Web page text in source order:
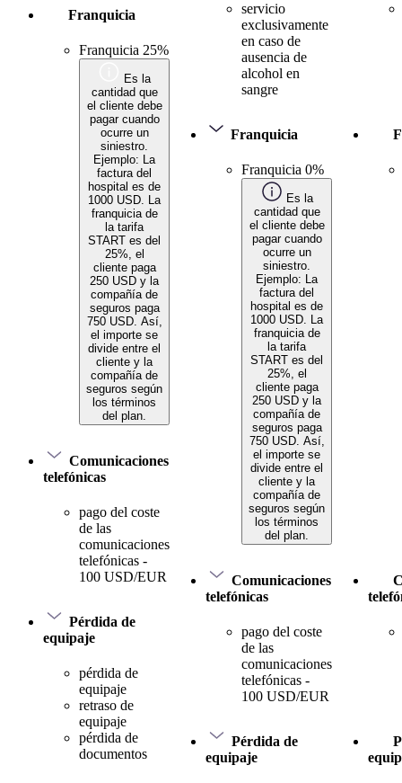
Franquicia
Franquicia 25%
Es la
cantidad que
el cliente debe
pagar cuando
ocurre un
siniestro.
Ejemplo: La
factura del
hospital es de
1000 USD. La
franquicia de
la tarifa
START es del
25%, el
cliente paga
250 USD y la
compañía de
seguros paga
750 USD. Así,
el importe se
divide entre el
cliente y la
compañía de
seguros según
los términos
del plan.
Comunicaciones
telefónicas
pago del coste
de las
comunicaciones
telefónicas -
100 USD/EUR
Pérdida de
equipaje
pérdida de
equipaje
retraso de
equipaje
pérdida de
documentos
servicio
exclusivamente
en caso de
ausencia de
alcohol en
sangre
Franquicia
Franquicia 0%
Es la
cantidad que
el cliente debe
pagar cuando
ocurre un
siniestro.
Ejemplo: La
factura del
hospital es de
1000 USD. La
franquicia de
la tarifa
START es del
25%, el
cliente paga
250 USD y la
compañía de
seguros paga
750 USD. Así,
el importe se
divide entre el
cliente y la
compañía de
seguros según
los términos
del plan.
Comunicaciones
telefónicas
pago del coste
de las
comunicaciones
telefónicas -
100 USD/EUR
Pérdida de
equipaje